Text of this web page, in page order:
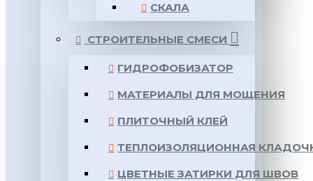
СКАЛА
СТРОИТЕЛЬНЫЕ СМЕСИ
ГИДРОФОБИЗАТОР
МАТЕРИАЛЫ ДЛЯ МОЩЕНИЯ
ПЛИТОЧНЫЙ КЛЕЙ
ТЕПЛОИЗОЛЯЦИОННАЯ
ЦВЕТНЫЕ ЗАТИРКИ ДЛЯ ШВОВ